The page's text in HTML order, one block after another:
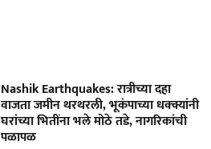
Nashik Earthquakes: रात्रीच्या दहा
वाजता जमीन थरथरली, भूकंपाच्या धक्क्यांनी
घरांच्या भितींना भले मोठे तडे, नागरिकांची
पळापळ